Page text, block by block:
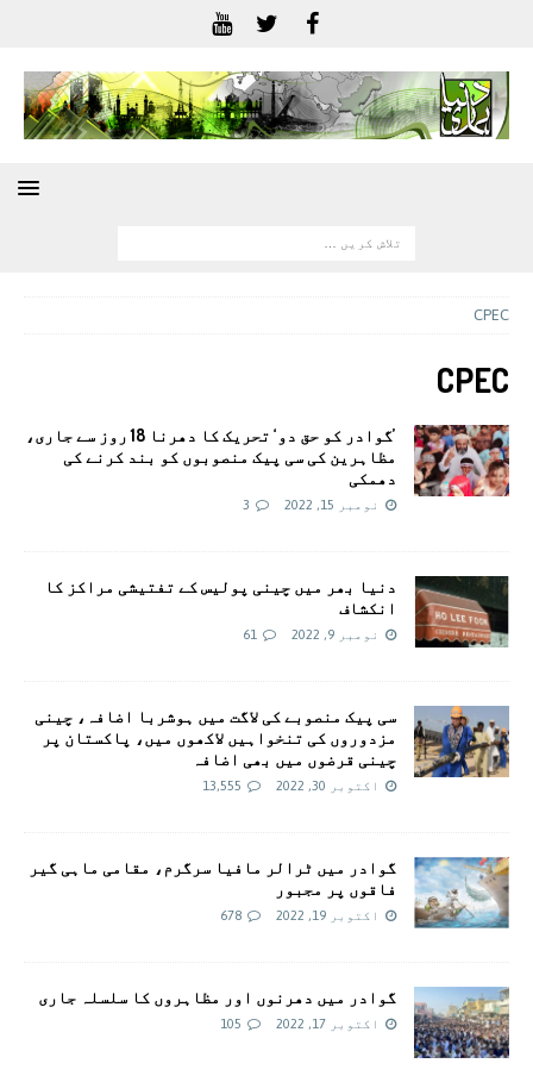
CPEC
CPEC
’گوادر کو حق دو‘ تحریک کا دھرنا 18 روز سے جاری،
مظاہرین کی سی پیک منصوبوں کو بند کرنے کی
دھمکی
نومبر 15, 2022 3
دنیا بھر میں چینی پولیس کے تفتیشی مراکز کا
انکشاف
نومبر 9, 2022 61
سی پيک منصوبے کی لاگت ميں ہوشربا اضافہ، چينی
مزدوروں کی تنخواہيں لاکھوں ميں، پاکستان پر
چینی قرضوں ميں بھی اضافہ
اکتوبر 30, 2022 13,555
گوادر میں ٹرالر مافیا سرگرم، مقامی ماہی گیر
فاقوں پر مجبور
اکتوبر 19, 2022 678
گوادر میں دھرنوں اور مظاہروں کا سلسلہ جاری
اکتوبر 17, 2022 105